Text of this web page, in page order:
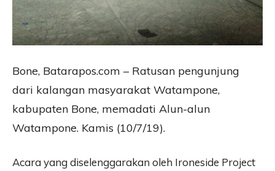
Bone, Batarapos.com – Ratusan pengunjung
dari kalangan masyarakat Watampone,
kabupaten Bone, memadati Alun-alun
Watampone. Kamis (10/7/19).
Acara yang diselenggarakan oleh Ironeside Project